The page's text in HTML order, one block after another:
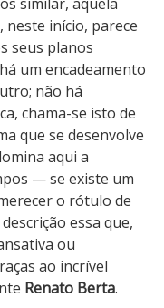
neste início, parece
seus planos
um encadeamento
não há
chama-se isto de
que se desenvolve
aqui a
— se existe um
o rótulo de
essa que,
ou
ao incrível
Renato Berta.